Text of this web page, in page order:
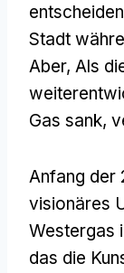
Stadt
Aber, Als
Gas sank,
Anfang der
visionäres
Westergas
das die